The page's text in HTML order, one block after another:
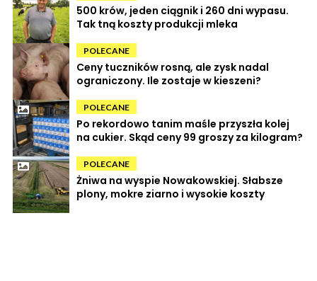
500 krów, jeden ciągnik i 260 dni wypasu.
Tak tną koszty produkcji mleka
POLECANE
Ceny tuczników rosną, ale zysk nadal
ograniczony. Ile zostaje w kieszeni?
POLECANE
Po rekordowo tanim maśle przyszła kolej
na cukier. Skąd ceny 99 groszy za kilogram?
POLECANE
Żniwa na wyspie Nowakowskiej. Słabsze
plony, mokre ziarno i wysokie koszty